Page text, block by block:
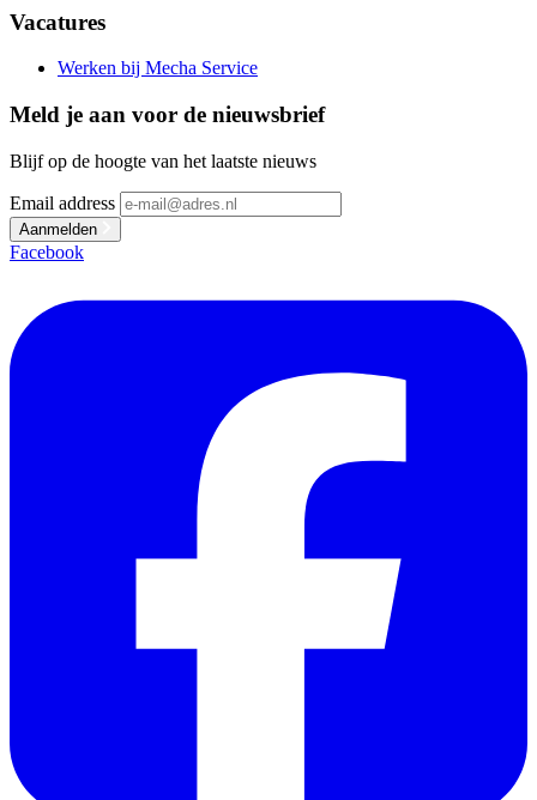
Vacatures
Werken bij Mecha Service
Meld je aan voor de nieuwsbrief
Blijf op de hoogte van het laatste nieuws
Email address
Aanmelden
Facebook